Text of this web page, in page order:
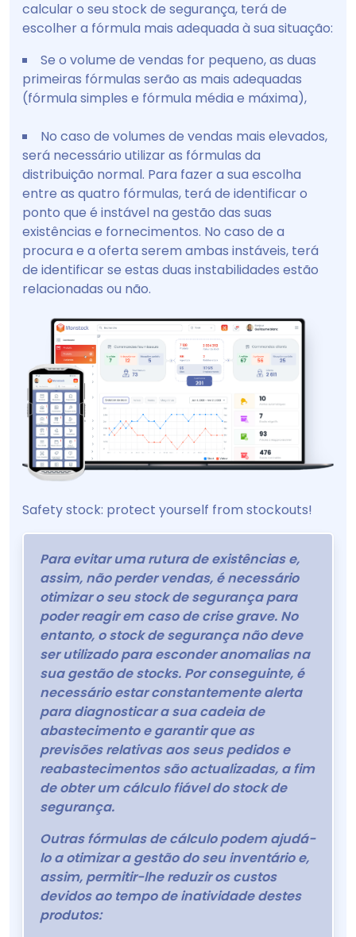
calcular o seu stock de segurança, terá de
escolher a fórmula mais adequada à sua situação:
Se o volume de vendas for pequeno, as duas
primeiras fórmulas serão as mais adequadas
(fórmula simples e fórmula média e máxima),
No caso de volumes de vendas mais elevados,
será necessário utilizar as fórmulas da
distribuição normal. Para fazer a sua escolha
entre as quatro fórmulas, terá de identificar o
ponto que é instável na gestão das suas
existências e fornecimentos. No caso de a
procura e a oferta serem ambas instáveis, terá
de identificar se estas duas instabilidades estão
relacionadas ou não.
Safety stock: protect yourself from stockouts!
Para evitar uma rutura de existências e,
assim, não perder vendas, é necessário
otimizar o seu stock de segurança para
poder reagir em caso de crise grave. No
entanto, o stock de segurança não deve
ser utilizado para esconder anomalias na
sua gestão de stocks. Por conseguinte, é
necessário estar constantemente alerta
para diagnosticar a sua cadeia de
abastecimento e garantir que as
previsões relativas aos seus pedidos e
reabastecimentos são actualizadas, a fim
de obter um cálculo fiável do stock de
segurança.
Outras fórmulas de cálculo podem ajudá-
lo a otimizar a gestão do seu inventário e,
assim, permitir-lhe reduzir os custos
devidos ao tempo de inatividade destes
produtos: